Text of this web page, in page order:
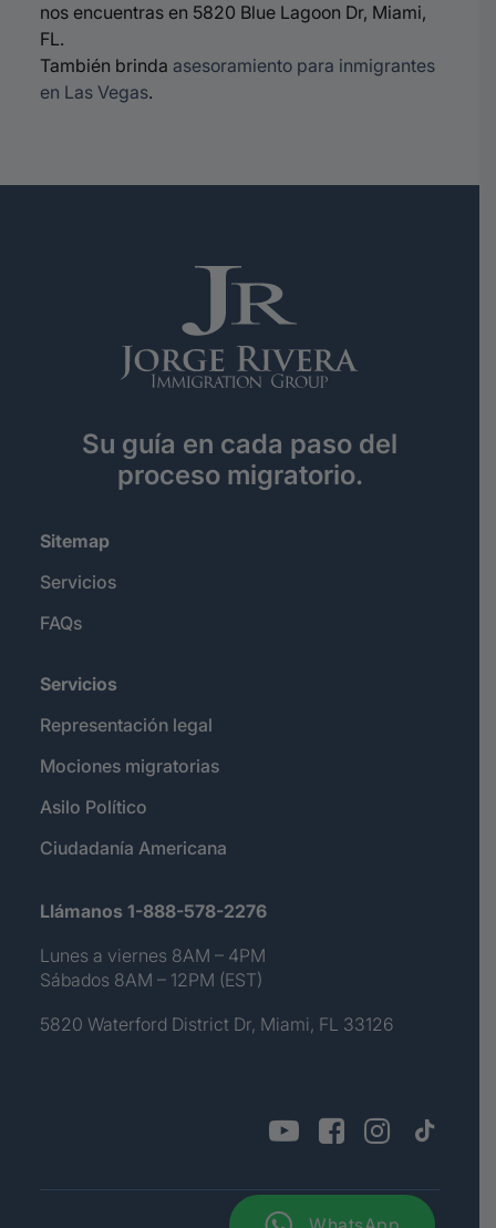
nos encuentras en 5820 Blue Lagoon Dr, Miami,
FL.
También brinda asesoramiento para inmigrantes
en Las Vegas.
Su guía en cada paso del
proceso migratorio.
Sitemap
Servicios
FAQs
Servicios
Representación legal
Mociones migratorias
Asilo Político
Ciudadanía Americana
Llámanos 1-888-578-2276
Lunes a viernes 8AM – 4PM
Sábados 8AM – 12PM (EST)
5820 Waterford District Dr, Miami, FL 33126